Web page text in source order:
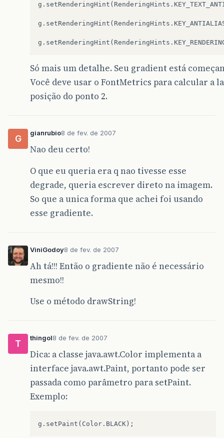
g . setRenderingHint ( RenderingHints .
g . setRenderingHint ( RenderingHints .
g . setRenderingHint ( RenderingHints .
Só mais um detalhe. Seu gradient está
Você deve usar o FontMetrics para calcular a
posição do ponto 2.
G
gianrubio8 de fev. de 2007
Nao deu certo!
O que eu queria era q nao tivesse esse
degrade, queria escrever direto na imagem.
So que a unica forma que achei foi usando
esse gradiente.
ViniGodoy8 de fev. de 2007
Ah tá!!! Então o gradiente não é necessário
mesmo!!
Use o método drawString!
T
thingol8 de fev. de 2007
Dica: a classe java.awt.Color implementa a
interface java.awt.Paint, portanto pode ser
passada como parâmetro para setPaint.
Exemplo: